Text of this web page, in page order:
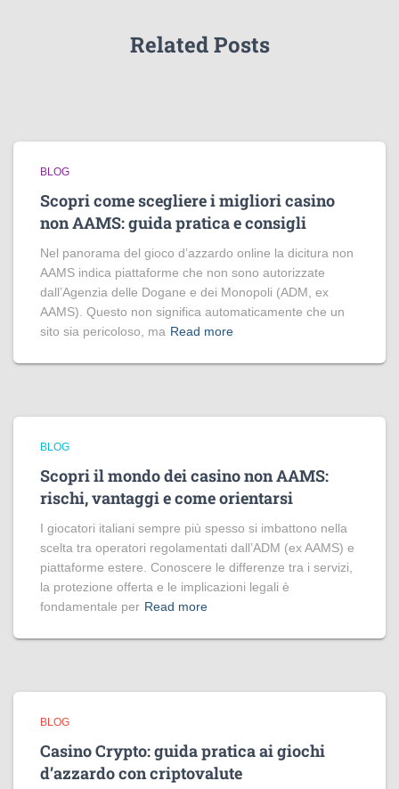
Related Posts
BLOG
Scopri come scegliere i migliori casino
non AAMS: guida pratica e consigli
Nel panorama del gioco d’azzardo online la dicitura non
AAMS indica piattaforme che non sono autorizzate
dall’Agenzia delle Dogane e dei Monopoli (ADM, ex
AAMS). Questo non significa automaticamente che un
sito sia pericoloso, ma Read more
BLOG
Scopri il mondo dei casino non AAMS:
rischi, vantaggi e come orientarsi
I giocatori italiani sempre più spesso si imbattono nella
scelta tra operatori regolamentati dall’ADM (ex AAMS) e
piattaforme estere. Conoscere le differenze tra i servizi,
la protezione offerta e le implicazioni legali è
fondamentale per Read more
BLOG
Casino Crypto: guida pratica ai giochi
d’azzardo con criptovalute